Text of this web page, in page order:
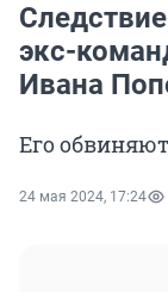
экс-
Ивана
Его
24 мая 2024, 17:24